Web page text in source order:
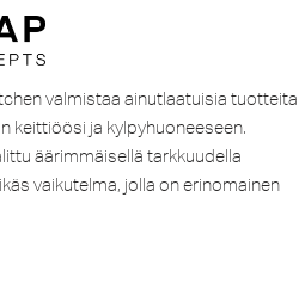
valmistaa ainutlaatuisia tuotteita
keittiöösi ja kylpyhuoneeseen.
äärimmäisellä tarkkuudella
vaikutelma, jolla on erinomainen